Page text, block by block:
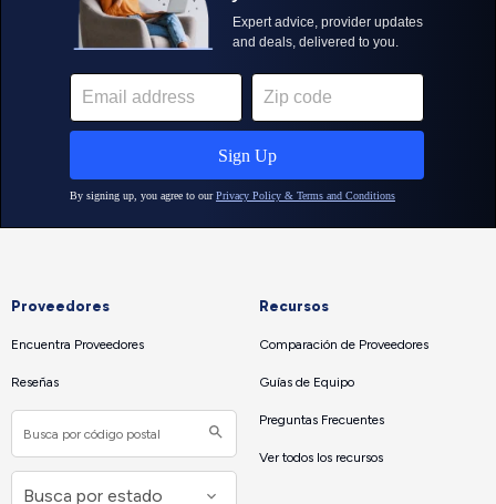
Proveedores
Encuentra Proveedores
Reseñas
Recursos
Comparación de Proveedores
Guías de Equipo
Preguntas Frecuentes
Ver todos los recursos